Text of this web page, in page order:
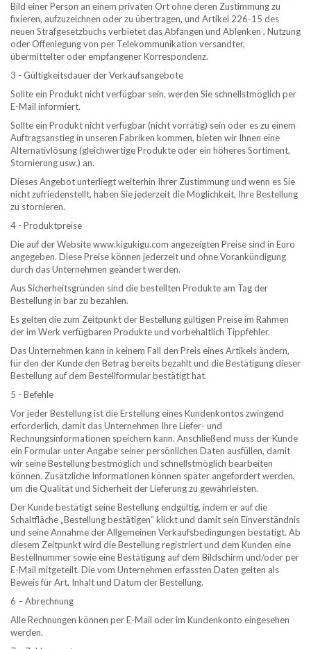
Bild einer Person an einem privaten Ort ohne deren Zustimmung zu
fixieren, aufzuzeichnen oder zu übertragen, und Artikel 226-15 des
neuen Strafgesetzbuchs verbietet das Abfangen und Ablenken , Nutzung
oder Offenlegung von per Telekommunikation versandter,
übermittelter oder empfangener Korrespondenz.
3 - Gültigkeitsdauer der Verkaufsangebote
Sollte ein Produkt nicht verfügbar sein, werden Sie schnellstmöglich per
E-Mail informiert.
Sollte ein Produkt nicht verfügbar (nicht vorrätig) sein oder es zu einem
Auftragsanstieg in unseren Fabriken kommen, bieten wir Ihnen eine
Alternativlösung (gleichwertige Produkte oder ein höheres Sortiment,
Stornierung usw.) an.
Dieses Angebot unterliegt weiterhin Ihrer Zustimmung und wenn es Sie
nicht zufriedenstellt, haben Sie jederzeit die Möglichkeit, Ihre Bestellung
zu stornieren.
4 - Produktpreise
Die auf der Website www.kigukigu.com angezeigten Preise sind in Euro
angegeben. Diese Preise können jederzeit und ohne Vorankündigung
durch das Unternehmen geändert werden.
Aus Sicherheitsgründen sind die bestellten Produkte am Tag der
Bestellung in bar zu bezahlen.
Es gelten die zum Zeitpunkt der Bestellung gültigen Preise im Rahmen
der im Werk verfügbaren Produkte und vorbehaltlich Tippfehler.
Das Unternehmen kann in keinem Fall den Preis eines Artikels ändern,
für den der Kunde den Betrag bereits bezahlt und die Bestätigung dieser
Bestellung auf dem Bestellformular bestätigt hat.
5 - Befehle
Vor jeder Bestellung ist die Erstellung eines Kundenkontos zwingend
erforderlich, damit das Unternehmen Ihre Liefer- und
Rechnungsinformationen speichern kann. Anschließend muss der Kunde
ein Formular unter Angabe seiner persönlichen Daten ausfüllen, damit
wir seine Bestellung bestmöglich und schnellstmöglich bearbeiten
können. Zusätzliche Informationen können später angefordert werden,
um die Qualität und Sicherheit der Lieferung zu gewährleisten.
Der Kunde bestätigt seine Bestellung endgültig, indem er auf die
Schaltfläche „Bestellung bestätigen“ klickt und damit sein Einverständnis
und seine Annahme der Allgemeinen Verkaufsbedingungen bestätigt. Ab
diesem Zeitpunkt wird die Bestellung registriert und dem Kunden eine
Bestellnummer sowie eine Bestätigung auf dem Bildschirm und/oder per
E-Mail mitgeteilt. Die vom Unternehmen erfassten Daten gelten als
Beweis für Art, Inhalt und Datum der Bestellung.
6 – Abrechnung
Alle Rechnungen können per E-Mail oder im Kundenkonto eingesehen
werden.